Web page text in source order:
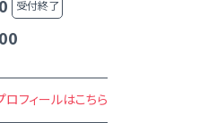
受付終了
ロフィールはこちら